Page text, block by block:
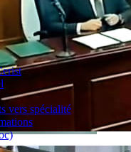
vers spécialité